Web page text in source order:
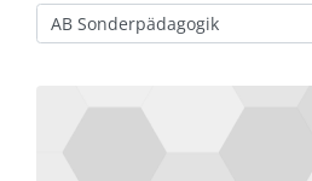
Categorie di corso